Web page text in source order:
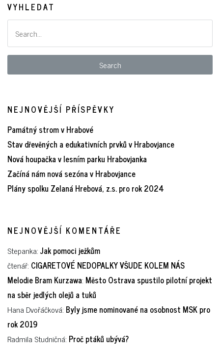
VYHLEDAT
NEJNOVĚJŠÍ PŘÍSPĚVKY
Památný strom v Hrabové
Stav dřevěných a edukativních prvků v Hrabovjance
Nová houpačka v lesním parku Hrabovjanka
Začíná nám nová sezóna v Hrabovjance
Plány spolku Zelaná Hrebová, z.s. pro rok 2024
NEJNOVĚJŠÍ KOMENTÁŘE
Stepanka:Jak pomoci ježkům
čtenář: CIGARETOVÉ NEDOPALKY VŠUDE KOLEM NÁS
Melodie Bram Kurzawa: Město Ostrava spustilo pilotní projekt
na sběr jedlých olejů a tuků
Hana Dvořáčková: Byly jsme nominované na osobnost MSK pro
rok 2019
Radmila Studničná: Proč ptáků ubývá?